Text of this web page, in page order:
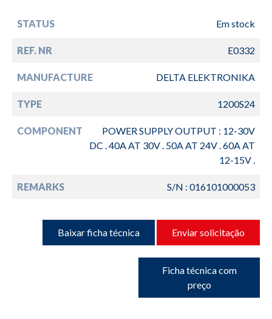
STATUS Em stock
REF. NR E0332
MANUFACTURE DELTA ELEKTRONIKA
TYPE 1200S24
COMPONENT
POWER SUPPLY OUTPUT : 12-30V
DC . 40A AT 30V . 50A AT 24V . 60A AT
12-15V .
REMARKS S/N : 016101000053
Baixar ficha técnica Enviar solicitação
Ficha técnica com
preço